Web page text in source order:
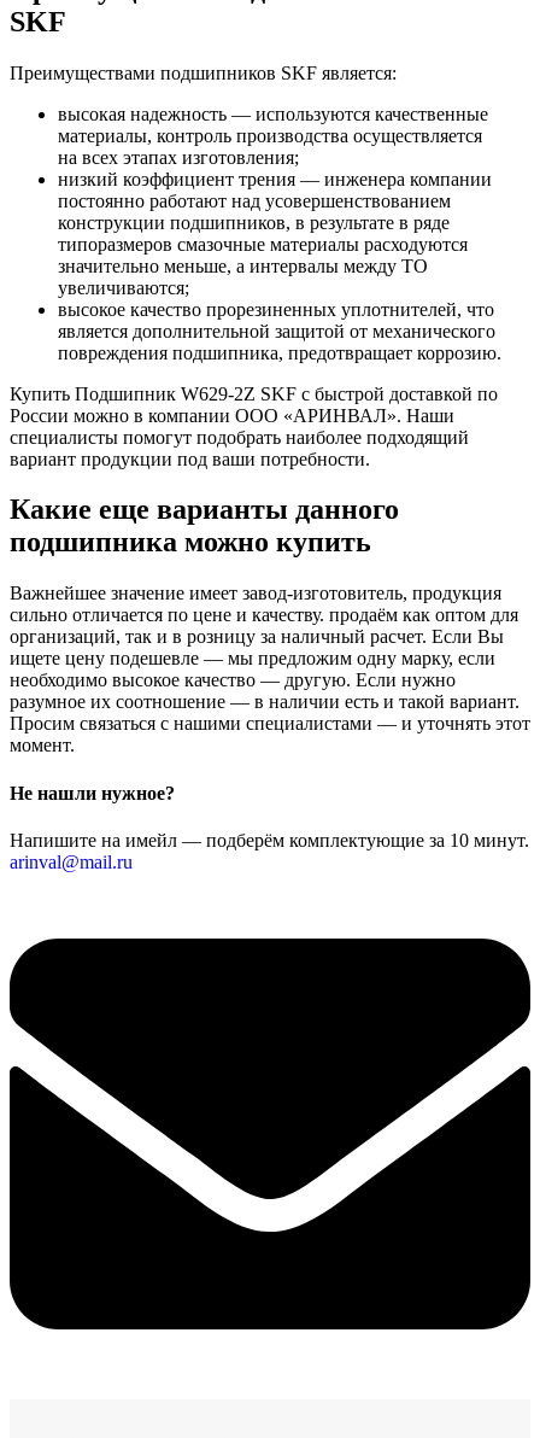
SKF
Преимуществами подшипников SKF является:
высокая надежность — используются качественные
материалы, контроль производства осуществляется
на всех этапах изготовления;
низкий коэффициент трения — инженера компании
постоянно работают над усовершенствованием
конструкции подшипников, в результате в ряде
типоразмеров смазочные материалы расходуются
значительно меньше, а интервалы между ТО
увеличиваются;
высокое качество прорезиненных уплотнителей, что
является дополнительной защитой от механического
повреждения подшипника, предотвращает коррозию.
Купить Подшипник W629-2Z SKF с быстрой доставкой по
России можно в компании ООО «АРИНВАЛ». Наши
специалисты помогут подобрать наиболее подходящий
вариант продукции под ваши потребности.
Какие еще варианты данного
подшипника можно купить
Важнейшее значение имеет завод-изготовитель, продукция
сильно отличается по цене и качеству. продаём как оптом для
организаций, так и в розницу за наличный расчет. Если Вы
ищете цену подешевле — мы предложим одну марку, если
необходимо высокое качество — другую. Если нужно
разумное их соотношение — в наличии есть и такой вариант.
Просим связаться с нашими специалистами — и уточнять этот
момент.
Не нашли нужное?
Напишите на имейл — подберём комплектующие за 10 минут.
arinval@mail.ru